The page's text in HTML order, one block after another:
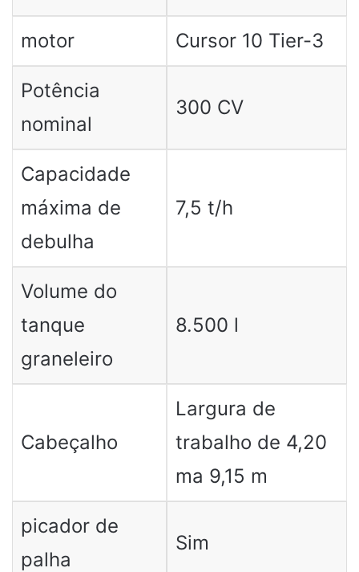
motor Cursor 10 Tier-3
Potência
nominal
300 CV
Capacidade
máxima de
debulha
7,5 t/h
Volume do
tanque
graneleiro
8.500 l
Cabeçalho
Largura de
trabalho de 4,20
ma 9,15 m
picador de
palha
Sim